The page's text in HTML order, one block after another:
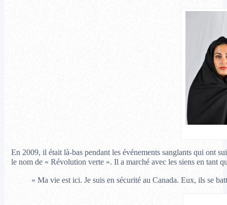
En 2009, il était là-bas pendant les événements sanglants qui ont
le nom de « Révolution verte ». Il a marché avec les siens en tant
« Ma vie est ici. Je suis en sécurité au Canada. Eux, ils se